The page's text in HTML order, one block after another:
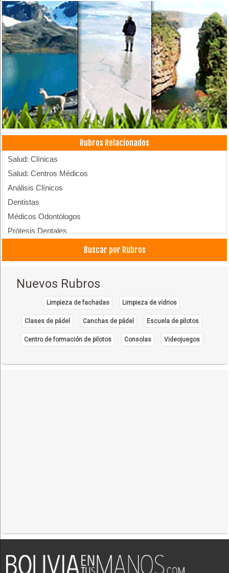
Rubros Relacionados
Salud: Clínicas
Salud: Centros Médicos
Análisis Clínicos
Dentistas
Médicos Odontólogos
Prótesis Dentales
Médicos Odontólogos Pediatras
Médicos Odontólogos Radiólogos
Ambulancias
Buscar por Rubros
Nuevos Rubros
Limpieza de fachadas Limpieza de vidrios
Clases de pádel Canchas de pádel Escuela de pilotos
Centro de formación de pilotos Consolas Videojuegos